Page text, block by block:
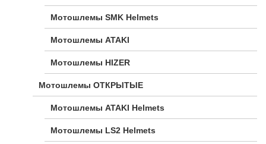
Мотошлемы SMK Helmets
Мотошлемы ATAKI
Мотошлемы HIZER
Мотошлемы ОТКРЫТЫЕ
Мотошлемы ATAKI Helmets
Мотошлемы LS2 Helmets